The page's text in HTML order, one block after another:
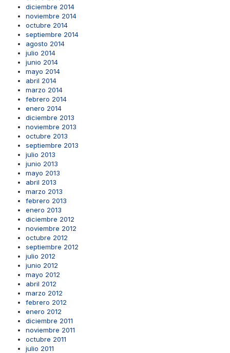
diciembre 2014
noviembre 2014
octubre 2014
septiembre 2014
agosto 2014
julio 2014
junio 2014
mayo 2014
abril 2014
marzo 2014
febrero 2014
enero 2014
diciembre 2013
noviembre 2013
octubre 2013
septiembre 2013
julio 2013
junio 2013
mayo 2013
abril 2013
marzo 2013
febrero 2013
enero 2013
diciembre 2012
noviembre 2012
octubre 2012
septiembre 2012
julio 2012
junio 2012
mayo 2012
abril 2012
marzo 2012
febrero 2012
enero 2012
diciembre 2011
noviembre 2011
octubre 2011
julio 2011